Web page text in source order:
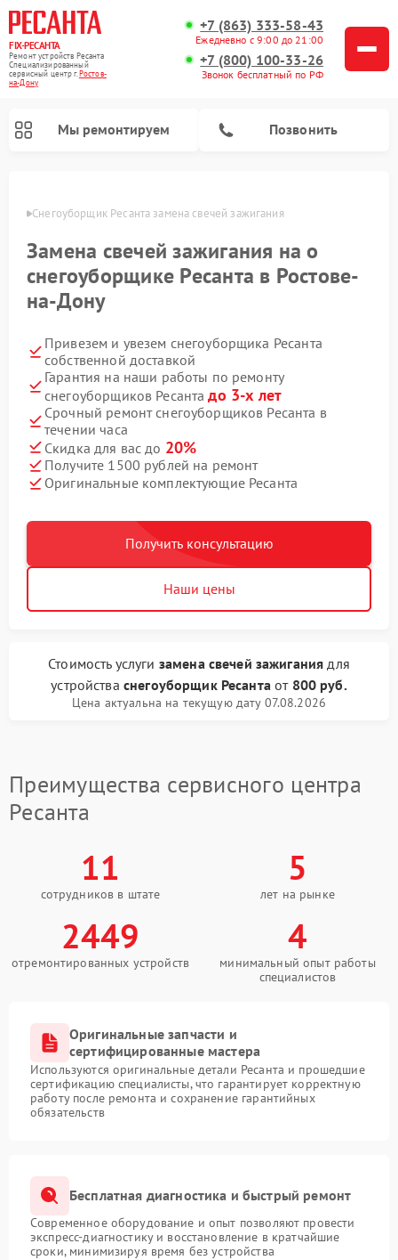
FIX-РЕСАНТА
Ремонт устройств Ресанта
Специализированный
cервисный центр г.Ростов-
на-Дону
+7 (863) 333-58-43
Ежедневно с 9:00 до 21:00
+7 (800) 100-33-26
Звонок бесплатный по РФ
Мы ремонтируем Позвонить
Снегоуборщик Ресанта замена свечей зажигания
Замена свечей зажигания на о
снегоуборщике Ресанта в Ростове-
на-Дону
Привезем и увезем снегоуборщика Ресанта
собственной доставкой
Гарантия на наши работы по ремонту
снегоуборщиков Ресантадо 3-х лет
Срочный ремонт снегоуборщиков Ресанта в
течении часа
Скидка для вас до 20%
Получите 1500 рублей на ремонт
Оригинальные комплектующие Ресанта
Получить консультацию
Наши цены
Стоимость услуги замена свечей зажигания для
устройства снегоуборщик Ресанта от 800 руб.
Цена актуальна на текущую дату 07.08.2026
Преимущества сервисного центра
Ресанта
11
сотрудников в штате
5
лет на рынке
2449
отремонтированных устройств
4
минимальный опыт работы
специалистов
Оригинальные запчасти и
сертифицированные мастера
Используются оригинальные детали Ресанта и прошедшие
сертификацию специалисты, что гарантирует корректную
работу после ремонта и сохранение гарантийных
обязательств
Бесплатная диагностика и быстрый ремонт
Современное оборудование и опыт позволяют провести
экспресс-диагностику и восстановление в кратчайшие
сроки, минимизируя время без устройства